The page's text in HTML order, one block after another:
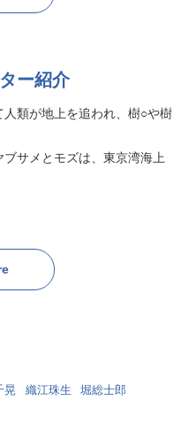
「ガガガ文庫」作品一覧へ
ー紹介
類が地上を追われ、樹○や樹
サメとモズは、東京湾海上
晃 織江珠生
堀総士郎